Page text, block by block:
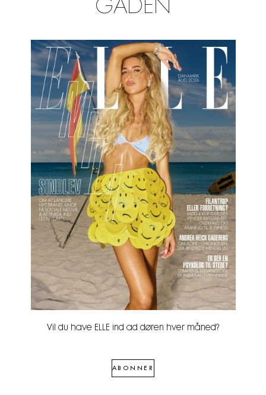
GADEN
Vil du have ELLE ind ad døren hver måned?
ABONNER